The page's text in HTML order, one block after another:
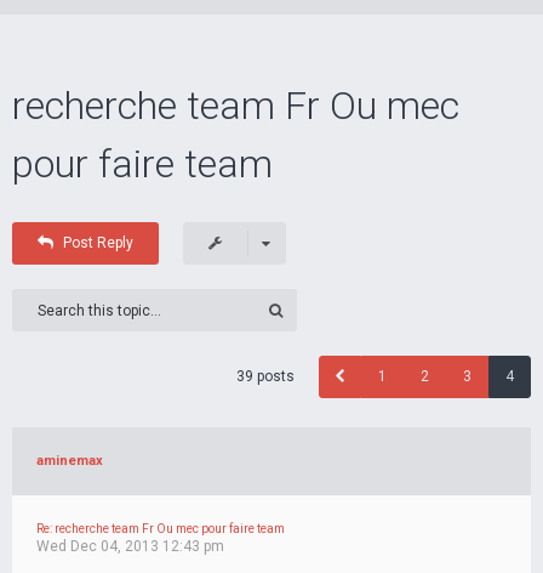
recherche team Fr Ou mec
pour faire team
Post Reply
39 posts 1 2 3 4
aminemax
Re: recherche team Fr Ou mec pour faire team
Wed Dec 04, 2013 12:43 pm